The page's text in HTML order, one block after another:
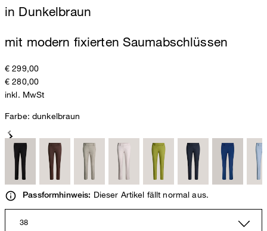
in Dunkelbraun
mit modern fixierten Saumabschlüssen
€ 299,00
€ 280,00
inkl. MwSt
Farbe: dunkelbraun
Passformhinweis: Dieser Artikel fällt normal aus.
38